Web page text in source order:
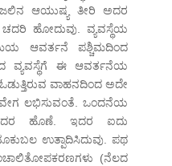
ಆಯುಷ್ಯ ತೀರಿ ಅದರ
ಹೋದುವು. ವ್ಯವಸ್ಥೆಯ
ಆವರ್ತನೆ ಪಶ್ಚಿಮದಿಂದ
ವ್ಯವಸ್ಥೆಗೆ ಈ ಆವರ್ತನೆಯ
ವಾಹನದಿಂದ ಅದೇ
ವೇಗ ಲಭಿಸುವಂತೆ. ಒಂದನೆಯ
ಹೊಣೆ. ಇದರ ಐದು
ಉತ್ಪಾದಿಸಿದುವು. ಪಥ
(ನೆಲದ